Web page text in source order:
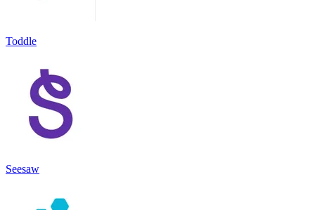
Toddle
Seesaw